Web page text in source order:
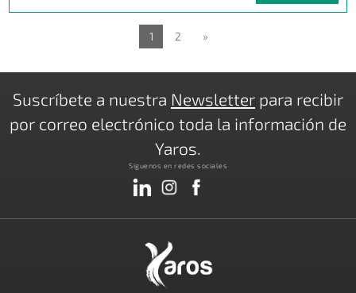
1 2 »
Suscríbete a nuestra Newsletter para recibir
por correo electrónico toda la información de
Yaros.
Síguenos en redes sociales